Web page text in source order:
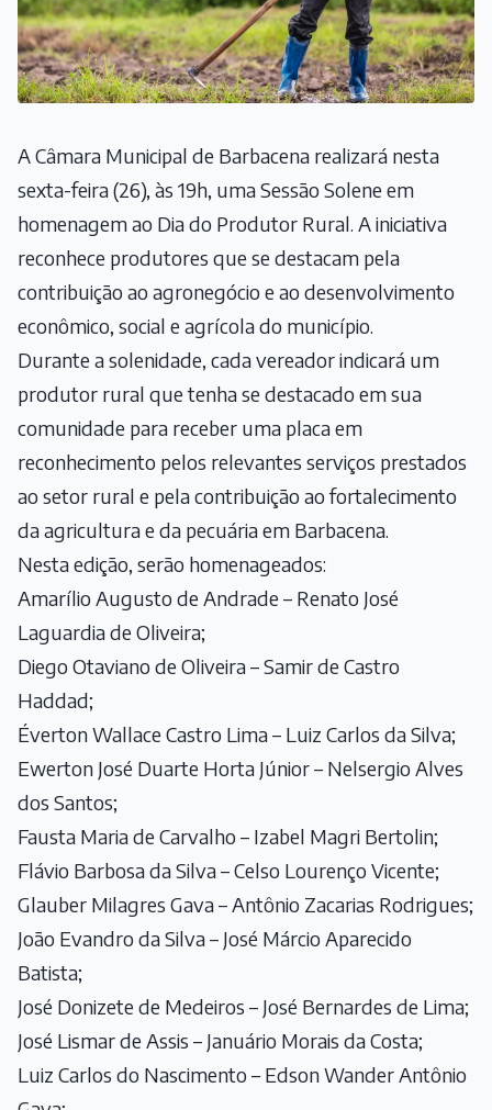
A Câmara Municipal de Barbacena realizará nesta
sexta-feira (26), às 19h, uma Sessão Solene em
homenagem ao Dia do Produtor Rural. A iniciativa
reconhece produtores que se destacam pela
contribuição ao agronegócio e ao desenvolvimento
econômico, social e agrícola do município.
Durante a solenidade, cada vereador indicará um
produtor rural que tenha se destacado em sua
comunidade para receber uma placa em
reconhecimento pelos relevantes serviços prestados
ao setor rural e pela contribuição ao fortalecimento
da agricultura e da pecuária em Barbacena.
Nesta edição, serão homenageados:
Amarílio Augusto de Andrade – Renato José
Laguardia de Oliveira;
Diego Otaviano de Oliveira – Samir de Castro
Haddad;
Éverton Wallace Castro Lima – Luiz Carlos da Silva;
Ewerton José Duarte Horta Júnior – Nelsergio Alves
dos Santos;
Fausta Maria de Carvalho – Izabel Magri Bertolin;
Flávio Barbosa da Silva – Celso Lourenço Vicente;
Glauber Milagres Gava – Antônio Zacarias Rodrigues;
João Evandro da Silva – José Márcio Aparecido
Batista;
José Donizete de Medeiros – José Bernardes de Lima;
José Lismar de Assis – Januário Morais da Costa;
Luiz Carlos do Nascimento – Edson Wander Antônio